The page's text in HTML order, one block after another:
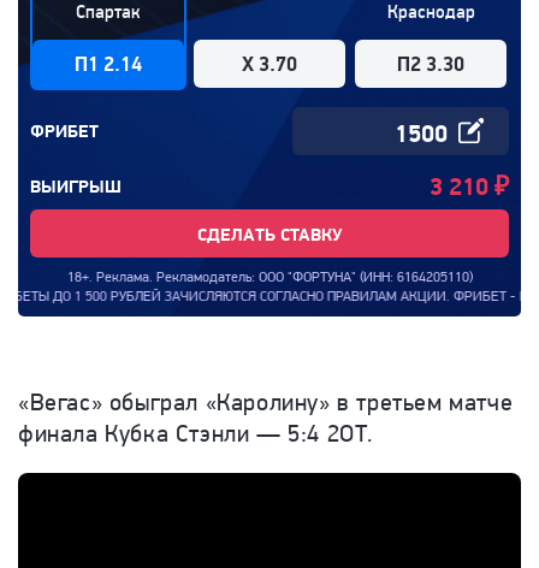
Спартак
П1 2.14 X 3.70
Краснодар
П2 3.30
ФРИБЕТ
ВЫИГРЫШ 3 210 ₽
СДЕЛАТЬ СТАВКУ
18+. Реклама. Рекламодатель: ООО "ФОРТУНА" (ИНН: 6164205110)
1 500 РУБЛЕЙ ЗАЧИСЛЯЮТСЯ СОГЛАСНО ПРАВИЛАМ АКЦИИ. ФРИБЕТ -
«Вегас» обыграл «Каролину» в третьем матче
финала Кубка Стэнли — 5:4 2ОТ.